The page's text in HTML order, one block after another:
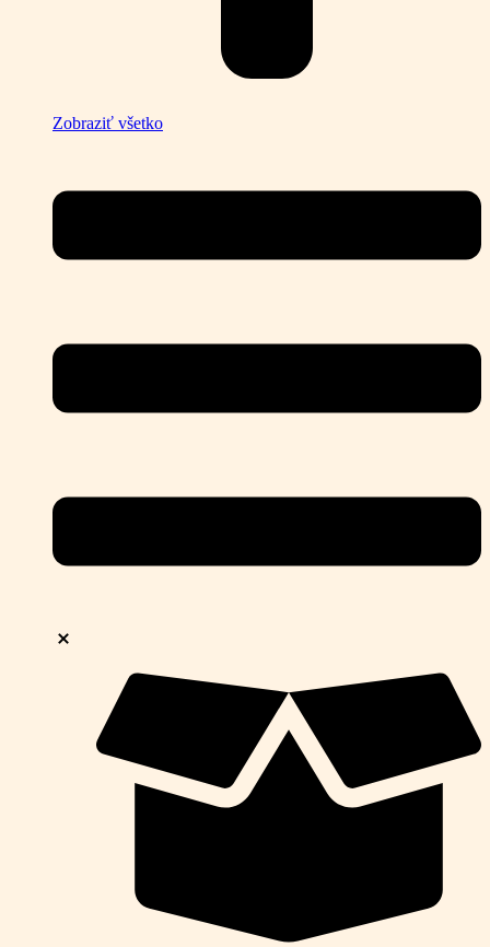
Zobraziť všetko